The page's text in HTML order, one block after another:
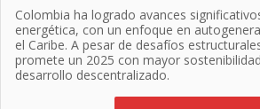
Colombia ha logrado avances
energética, con un enfoque en
el Caribe. A pesar de desafíos
promete un 2025 con mayor
desarrollo descentralizado.